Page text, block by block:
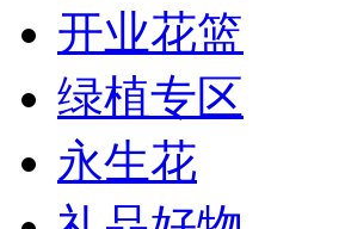
开业花篮
绿植专区
永生花